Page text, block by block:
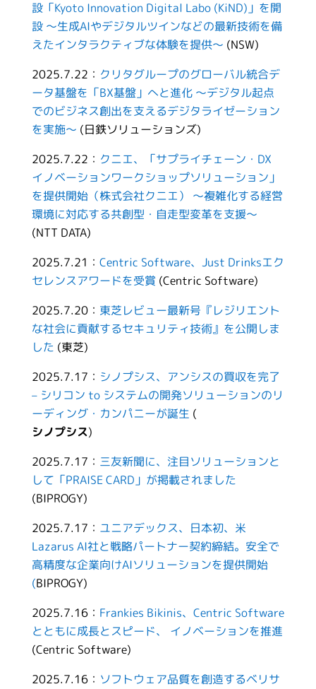
設「Kyoto Innovation Digital Labo (KiND)」を開
設 ～生成AIやデジタルツインなどの最新技術を備
えたインタラクティブな体験を提供～ (NSW)
2025.7.22： クリタグループのグローバル統合デ
ータ基盤を「BX基盤」へと進化 ～デジタル起点
でのビジネス創出を支えるデジタライゼーション
を実施～ (日鉄ソリューションズ)
2025.7.22： クニエ、「サプライチェーン・DX
イノベーションワークショップソリューション」
を提供開始（株式会社クニエ） ～複雑化する経営
環境に対応する共創型・自走型変革を支援～
(NTT DATA)
2025.7.21： Centric Software、Just Drinksエク
セレンスアワードを受賞 (Centric Software)
2025.7.20： 東芝レビュー最新号『レジリエント
な社会に貢献するセキュリティ技術』を公開しま
した (東芝)
2025.7.17： シノプシス、アンシスの買収を完了
– シリコン to システムの開発ソリューションのリ
ーディング・カンパニーが誕生 (
シノプシス)
2025.7.17： 三友新聞に、注目ソリューションと
して「PRAISE CARD」が掲載されました
(BIPROGY)
2025.7.17： ユニアデックス、日本初、米
Lazarus AI社と戦略パートナー契約締結。安全で
高精度な企業向けAIソリューションを提供開始
(BIPROGY)
2025.7.16： Frankies Bikinis、Centric Software
とともに成長とスピード、 イノベーションを推進
(Centric Software)
2025.7.16： ソフトウェア品質を創造するベリサ